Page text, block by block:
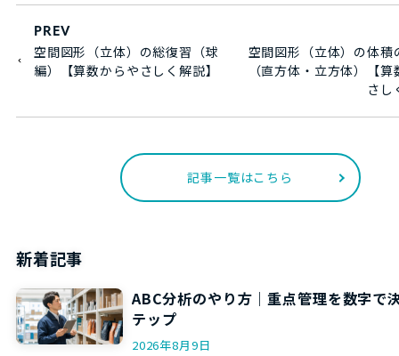
PREV
空間図形（立体）の総復習（球
編）【算数からやさしく解説】
空間図形（立体）の体積
（直方体・立方体）【
さし
記事一覧はこちら
新着記事
ABC分析のやり方｜重点管理を数字で
テップ
2026年8月9日